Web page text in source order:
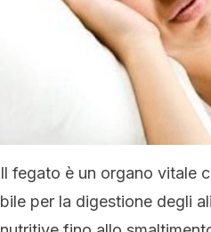
Il fegato è un organo vitale
bile per la digestione degli